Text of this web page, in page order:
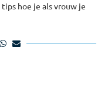
hoe je als vrouw je